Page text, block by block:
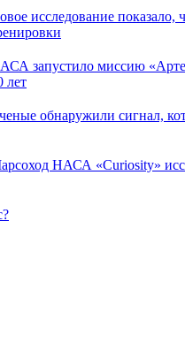
исследование
запустило миссию
лет
обнаружили сигнал,
НАСА «Curiosity»